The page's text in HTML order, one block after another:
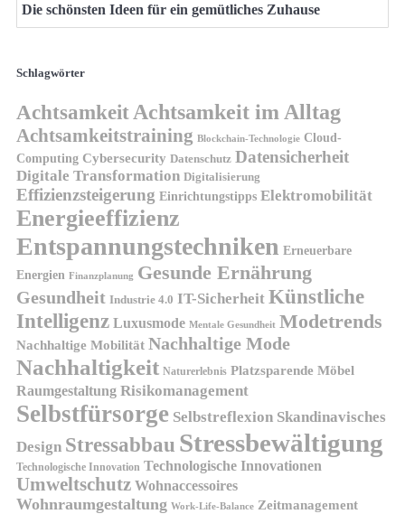
Die schönsten Ideen für ein gemütliches Zuhause
Schlagwörter
AchtsamkeitAchtsamkeit im Alltag
Achtsamkeitstraining Blockchain-Technologie Cloud-
Computing Cybersecurity Datenschutz Datensicherheit
Digitale Transformation Digitalisierung
Effizienzsteigerung Einrichtungstipps Elektromobilität
Energieeffizienz
Entspannungstechniken Erneuerbare
Energien Finanzplanung Gesunde Ernährung
Gesundheit Industrie 4.0 IT-Sicherheit Künstliche
Intelligenz Luxusmode Mentale Gesundheit Modetrends
Nachhaltige Mobilität Nachhaltige Mode
Nachhaltigkeit Naturerlebnis Platzsparende Möbel
Raumgestaltung Risikomanagement
Selbstfürsorge Selbstreflexion Skandinavisches
Design Stressabbau Stressbewältigung
Technologische Innovation Technologische Innovationen
Umweltschutz Wohnaccessoires
Wohnraumgestaltung Work-Life-Balance Zeitmanagement